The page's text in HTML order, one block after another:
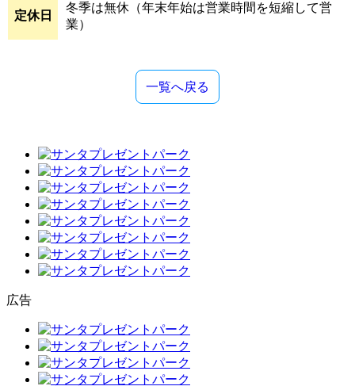
定休日
冬季は無休（年末年始は営業時間を短縮して営
業）
一覧へ戻る
広告